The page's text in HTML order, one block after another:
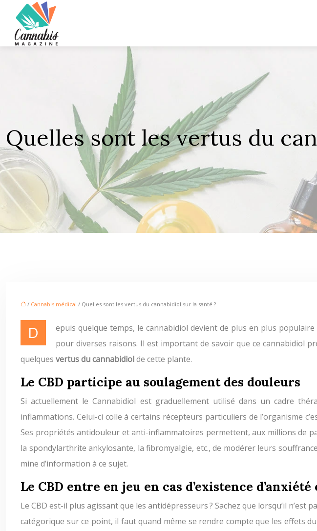
Quelles sont les vertus du
/ Cannabis médical / Quelles sont les vertus du cannabidiol sur la santé ?
Depuis quelque temps, le cannabidiol devient de plus en plus populaire en France, mais aussi partout dans le monde. De nombreuses personnes s’en servent
pour diverses raisons. Il est important de savoir que ce cannabidiol
quelques vertus du cannabidiolde cette plante.
Le CBD participe au soulagement des douleurs
Si actuellement le Cannabidiol est graduellement utilisé dans un cadre
inflammations. Celui-ci colle à certains récepteurs particuliers de l’organisme
Ses propriétés antidouleur et anti-inflammatoires permettent, aux millions de
la spondylarthrite ankylosante, la fibromyalgie, etc., de modérer leurs
mine d’information à ce sujet.
Le CBD entre en jeu en cas d’existence
Le CBD est-il plus agissant que les antidépresseurs ? Sachez que lorsqu’il n’est
catégorique sur ce point, il faut quand même se rendre compte que les effets